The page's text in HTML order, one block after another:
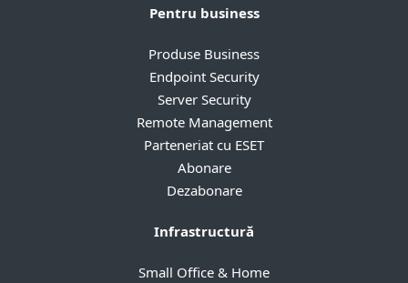
Pentru business
Produse Business
Endpoint Security
Server Security
Remote Management
Parteneriat cu ESET
Abonare
Dezabonare
Infrastructură
Small Office & Home